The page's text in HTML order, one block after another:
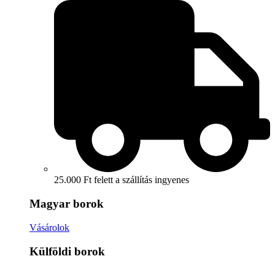
25.000 Ft felett a szállítás ingyenes
Magyar borok
Vásárolok
Külföldi borok